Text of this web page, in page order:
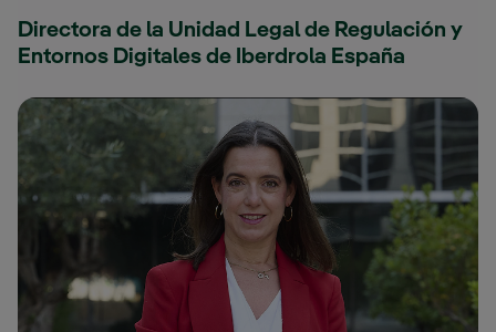
Directora de la Unidad Legal de Regulación y
Entornos Digitales de Iberdrola España